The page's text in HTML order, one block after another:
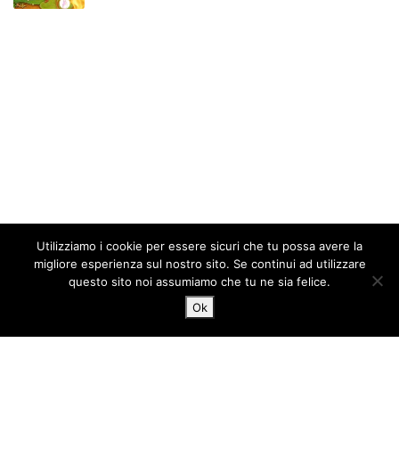
Utilizziamo i cookie per essere sicuri che tu possa avere la
migliore esperienza sul nostro sito. Se continui ad utilizzare
questo sito noi assumiamo che tu ne sia felice.
Ok